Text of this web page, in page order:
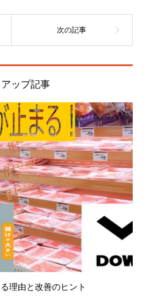
アップ記事
理由と改善のヒント